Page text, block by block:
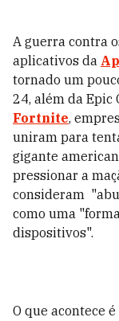
A guerra contra
aplicativos da
tornado um
24, além da Epic
Fortnite,
uniram para
gigante
pressionar a
consideram
como uma
dispositivos".
O que acontece